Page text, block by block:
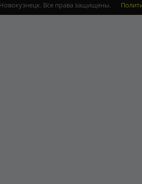
Все права защищены.